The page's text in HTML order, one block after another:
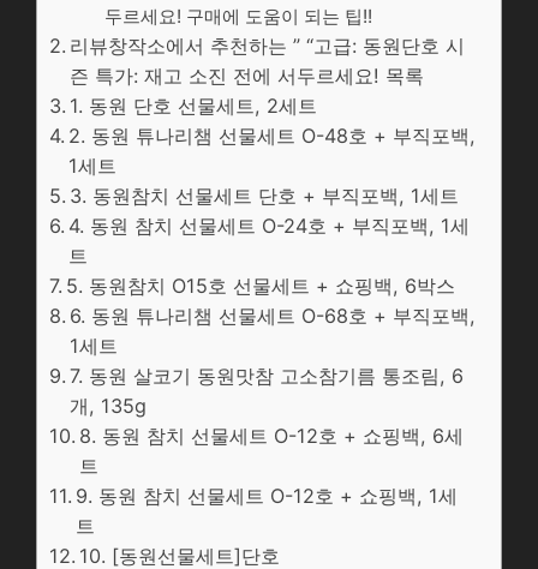
두르세요! 구매에 도움이 되는 팁!!
리뷰창작소에서 추천하는 ” “고급: 동원단호 시
즌 특가: 재고 소진 전에 서두르세요! 목록
1. 동원 단호 선물세트, 2세트
2. 동원 튜나리챔 선물세트 O-48호 + 부직포백,
1세트
3. 동원참치 선물세트 단호 + 부직포백, 1세트
4. 동원 참치 선물세트 O-24호 + 부직포백, 1세
트
5. 동원참치 O15호 선물세트 + 쇼핑백, 6박스
6. 동원 튜나리챔 선물세트 O-68호 + 부직포백,
1세트
7. 동원 살코기 동원맛참 고소참기름 통조림, 6
개, 135g
8. 동원 참치 선물세트 O-12호 + 쇼핑백, 6세
트
9. 동원 참치 선물세트 O-12호 + 쇼핑백, 1세
트
10. [동원선물세트]단호